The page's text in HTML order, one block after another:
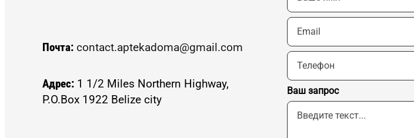
Почта: contact.aptekadoma@gmail.com
Адрес: 1 1/2 Miles Northern Highway,
P.O.Box 1922 Belize city
Ваш запрос